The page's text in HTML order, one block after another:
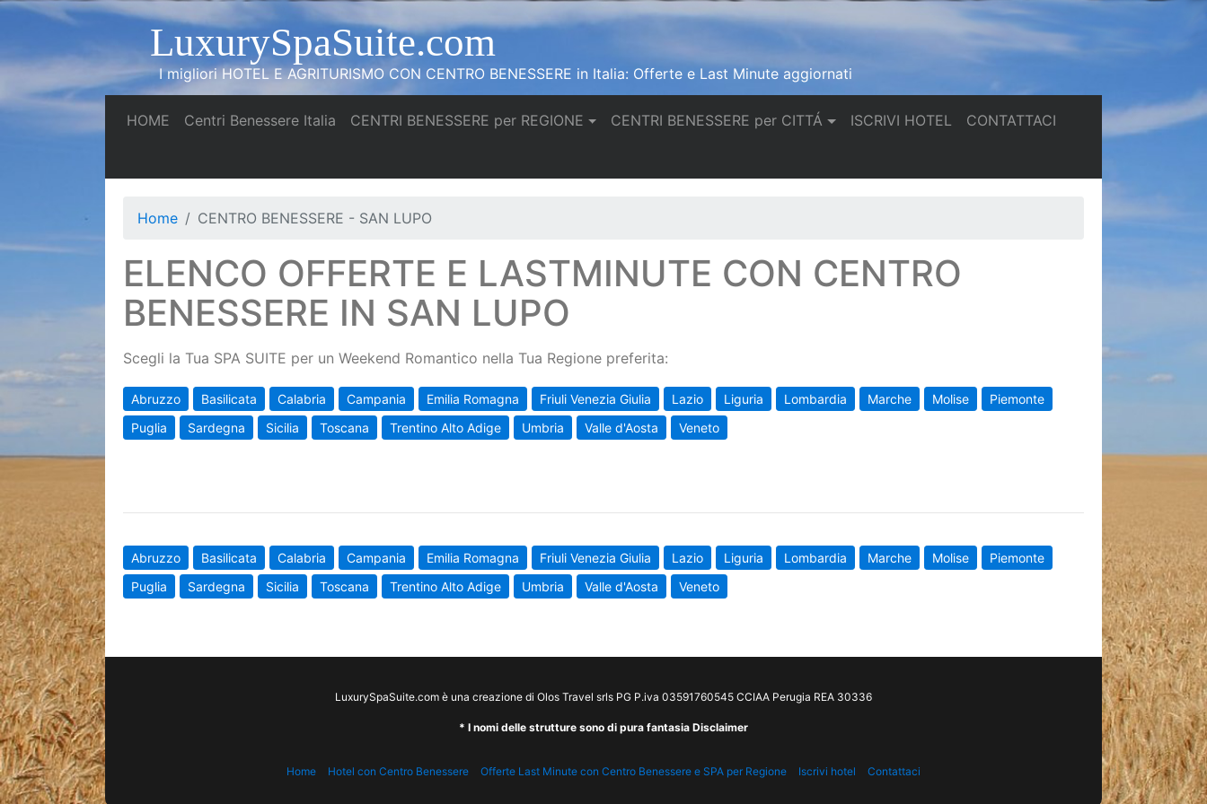
LuxurySpaSuite.com
I migliori HOTEL E AGRITURISMO CON CENTRO BENESSERE in Italia: Offerte e Last Minute aggiornati
HOME (current)
Centri Benessere Italia (current)
CENTRI BENESSERE per REGIONE CENTRI BENESSERE per CITTÁ ISCRIVI HOTEL(current)
CONTATTACI(current)
Home CENTRO BENESSERE - SAN LUPO
ELENCO OFFERTE E LASTMINUTE CON CENTRO
BENESSERE IN SAN LUPO
Scegli la Tua SPA SUITE per un Weekend Romantico nella Tua Regione preferita:
Abruzzo Basilicata Calabria Campania Emilia Romagna Friuli Venezia Giulia Lazio Liguria Lombardia Marche Molise
Piemonte
Puglia
Sardegna Sicilia Toscana Trentino Alto Adige Umbria Valle d'Aosta Veneto
Abruzzo Basilicata Calabria Campania Emilia Romagna Friuli Venezia Giulia Lazio Liguria Lombardia Marche Molise
Piemonte
Puglia
Sardegna Sicilia Toscana Trentino Alto Adige Umbria Valle d'Aosta Veneto
LuxurySpaSuite.com è una creazione di Olos Travel srls PG P.iva 03591760545 CCIAA Perugia REA 30336
* I nomi delle strutture sono di pura fantasia Disclaimer
Home Hotel con Centro Benessere Offerte Last Minute con Centro Benessere e SPA per Regione Iscrivi hotel Contattaci